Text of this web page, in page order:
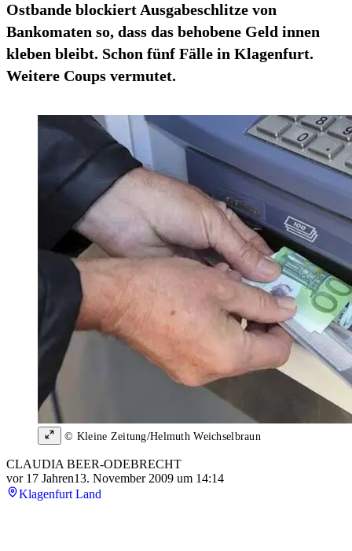
Ostbande blockiert Ausgabeschlitze von
Bankomaten so, dass das behobene Geld innen
kleben bleibt. Schon fünf Fälle in Klagenfurt.
Weitere Coups vermutet.
© Kleine Zeitung/Helmuth Weichselbraun
CLAUDIA BEER-ODEBRECHT
vor 17 Jahren13. November 2009 um 14:14
Klagenfurt Land